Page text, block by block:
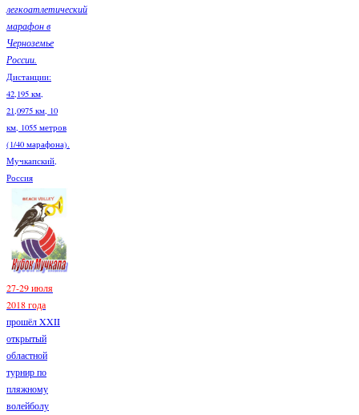
легкоатлетический
марафон в
Черноземье
России.
Дистанции:
42,195 км,
21,0975 км, 10
км, 1055 метров
(1/40 марафона).
Мучкапский,
Россия
27-29 июля
2018 года
прошёл XXII
открытый
областной
турнир по
пляжному
волейболу